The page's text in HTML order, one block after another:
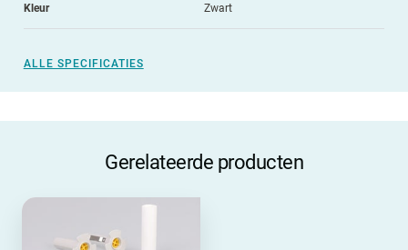
Kleur Zwart
ALLE SPECIFICATIES
Gerelateerde producten